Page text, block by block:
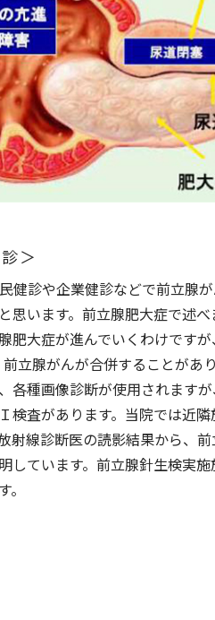
＞
健診や企業健診などで前立腺
思います。前立腺肥大症で述
肥大症が進んでいくわけです
立腺がんが合併することがあ
各種画像診断が使用されます
検査があります。当院では近
射線診断医の読影結果から、
しています。前立腺針生検実